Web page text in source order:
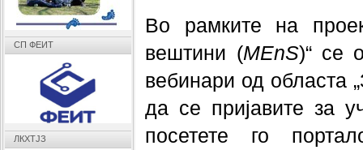
Во рамките на
вештини (MEnS)“ се
вебинари од областа
да се пријавите за
посетете го
СП ФЕИТ
ЛКХТЈЗ